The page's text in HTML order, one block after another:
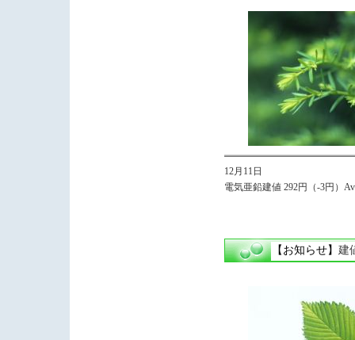
12月11日
電気亜鉛建値 292円（-3円）
【お知らせ】 建